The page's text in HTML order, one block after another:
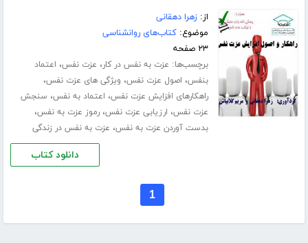
از:زهرا دهقانی
موضوع:کتاب‌های روانشناسی
۲۳ صفحه
برچسب‌ها: عزت به نفس در کار، عزت نفس، اعتماد
بنفس، اصول عزت نفس، ویژگی های عزت نفس،
راهکارهای افزایش عزت نفس، اعتماد به نفس، سنجش
عزت نفس، ارزیابی عزت نفس،رموز عزت به نفس،
بدست آوردن عزت به نفس، عزت به نفس در زندگی
دانلود کتاب
1